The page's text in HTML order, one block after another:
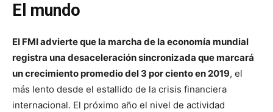
El mundo
El FMI advierte que la marcha de la economía mundial
registra una desaceleración sincronizada que marcará
un crecimiento promedio del 3 por ciento en 2019, el
más lento desde el estallido de la crisis financiera
internacional. El próximo año el nivel de actividad